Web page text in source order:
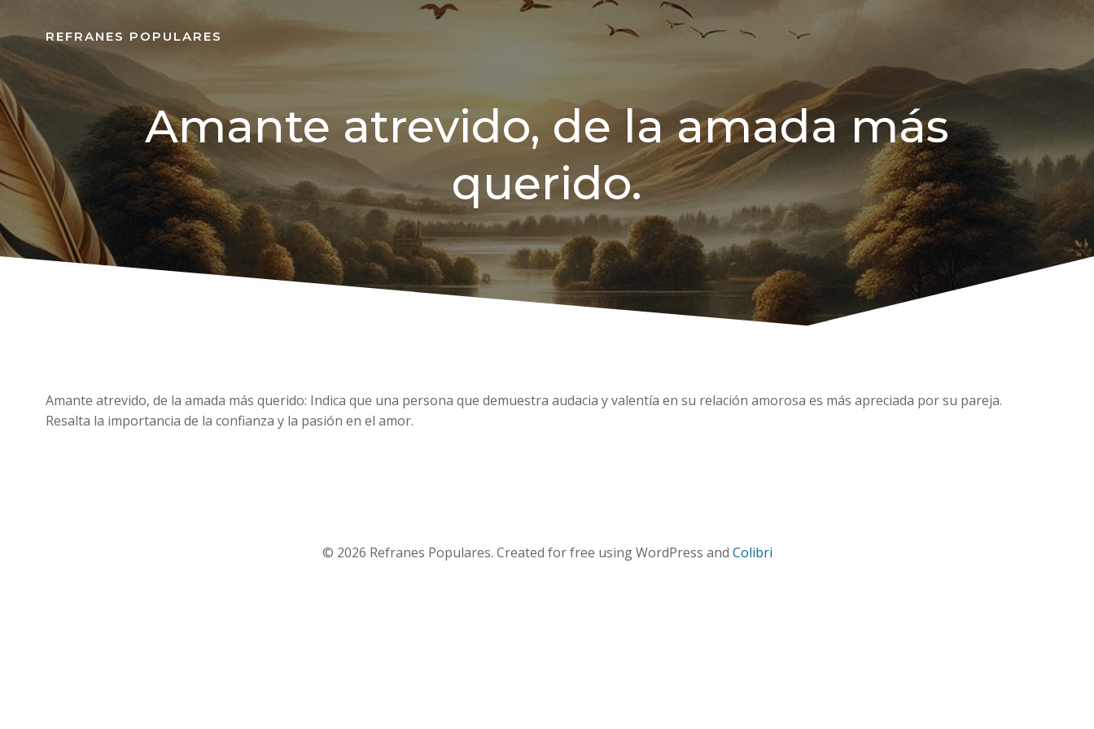
REFRANES POPULARES
Amante atrevido, de la amada más
querido.
Amante atrevido, de la amada más querido: Indica que una persona que demuestra audacia y valentía en su relación amorosa es más apreciada por su pareja.
Resalta la importancia de la confianza y la pasión en el amor.
© 2026 Refranes Populares. Created for free using WordPress and Colibri